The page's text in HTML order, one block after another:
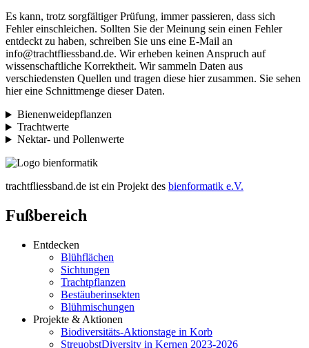
Es kann, trotz sorgfältiger Prüfung, immer passieren, dass sich
Fehler einschleichen. Sollten Sie der Meinung sein einen Fehler
entdeckt zu haben, schreiben Sie uns eine E-Mail an
info@trachtfliessband.de. Wir erheben keinen Anspruch auf
wissenschaftliche Korrektheit. Wir sammeln Daten aus
verschiedensten Quellen und tragen diese hier zusammen. Sie sehen
hier eine Schnittmenge dieser Daten.
Bienenweidepflanzen
Trachtwerte
Nektar- und Pollenwerte
trachtfliessband.de ist ein Projekt des bienformatik e.V.
Fußbereich
Entdecken
Blühflächen
Sichtungen
Trachtpflanzen
Bestäuberinsekten
Blühmischungen
Projekte & Aktionen
Biodiversitäts-Aktionstage in Korb
StreuobstDiversity in Kernen 2023-2026